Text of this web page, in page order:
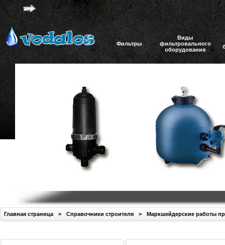
Фильтры
Виды
фильтровального
оборудования
Главная страница > Справочники строителя > Маркшейдерские работы